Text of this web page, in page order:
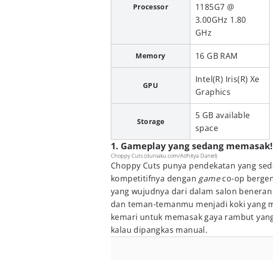
Processor
1185G7 @
3.00GHz 1.80
GHz
Memory 16 GB RAM
GPU
Intel(R) Iris(R) Xe
Graphics
Storage
5 GB available
space
1. Gameplay yang sedang memasak!
Choppy Cuts (duniaku.com/Adhitya Daniel)
Choppy Cuts punya pendekatan yang
kompetitifnya dengan gameco-op
yang wujudnya dari dalam salon
dan teman-temanmu menjadi koki yang
kemari untuk memasak gaya rambut
kalau dipangkas manual.